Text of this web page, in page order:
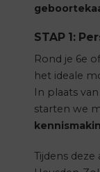
STAP 1:
Rond je 6e
het ideale
In plaats
starten we
Tijdens